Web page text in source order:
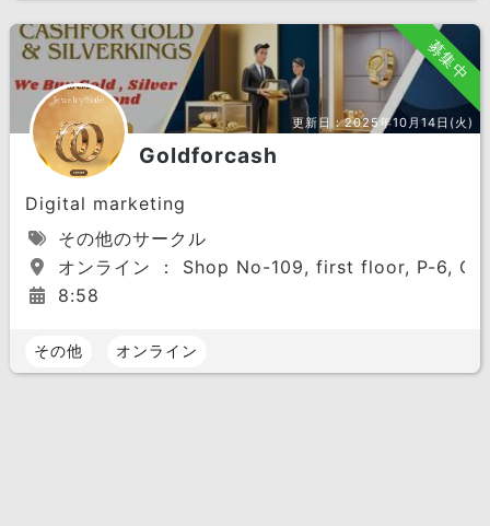
募集中
更新日：2025年10月14日(火)
Goldforcash
Digital marketing
その他のサークル
オンライン ： Shop No-109, first floor, P-6,
8:58
その他 オンライン